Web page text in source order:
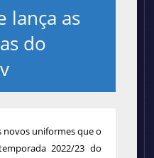
lança as
do
novos uniformes que o
2022/23 do